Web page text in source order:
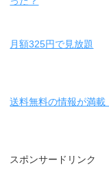
月額325円で見放題
送料無料の情報が満
スポンサードリンク